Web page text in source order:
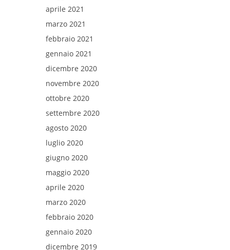
aprile 2021
marzo 2021
febbraio 2021
gennaio 2021
dicembre 2020
novembre 2020
ottobre 2020
settembre 2020
agosto 2020
luglio 2020
giugno 2020
maggio 2020
aprile 2020
marzo 2020
febbraio 2020
gennaio 2020
dicembre 2019